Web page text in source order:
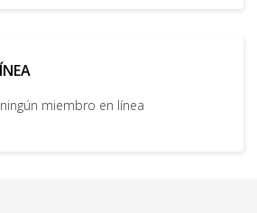
miembro en línea